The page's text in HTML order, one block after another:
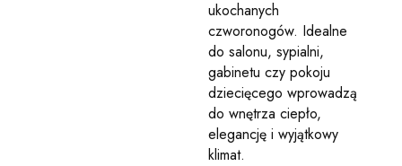
ukochanych
czworonogów. Idealne
do salonu, sypialni,
gabinetu czy pokoju
dziecięcego wprowadzą
do wnętrza ciepło,
elegancję i wyjątkowy
klimat.